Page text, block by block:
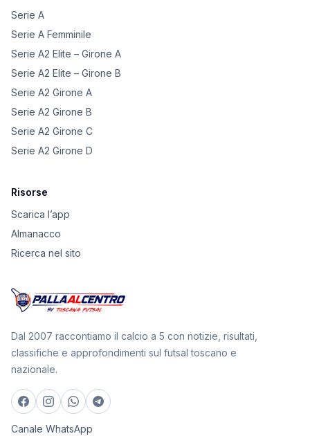
Serie A
Serie A Femminile
Serie A2 Elite – Girone A
Serie A2 Elite – Girone B
Serie A2 Girone A
Serie A2 Girone B
Serie A2 Girone C
Serie A2 Girone D
Risorse
Scarica l’app
Almanacco
Ricerca nel sito
Dal 2007 raccontiamo il calcio a 5 con notizie, risultati,
classifiche e approfondimenti sul futsal toscano e
nazionale.
Canale WhatsApp